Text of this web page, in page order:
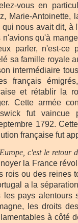
vous en
Marie-Antoinette,
qui nous avait dit, à
n'avions qu'à
parler, n'est-ce
sa famille royale
intermédiaire
français
et rétablir la
Cette armée
fut
1792.
française fut
c'est le retour
la France
rois ou des reines
a la
les pays alentours
les droits
à côté